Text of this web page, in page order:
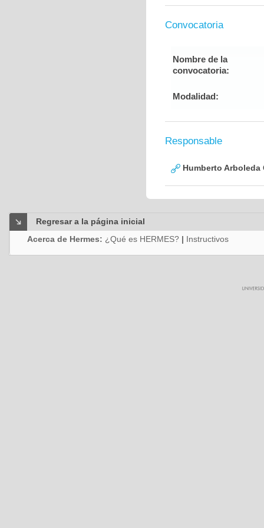
Convocatoria
Nombre de la
convocatoria:
Modalidad:
Responsable
Humberto Arboleda
Regresar a la página inicial
Acerca de Hermes: ¿Qué es HERMES? | Instructivos